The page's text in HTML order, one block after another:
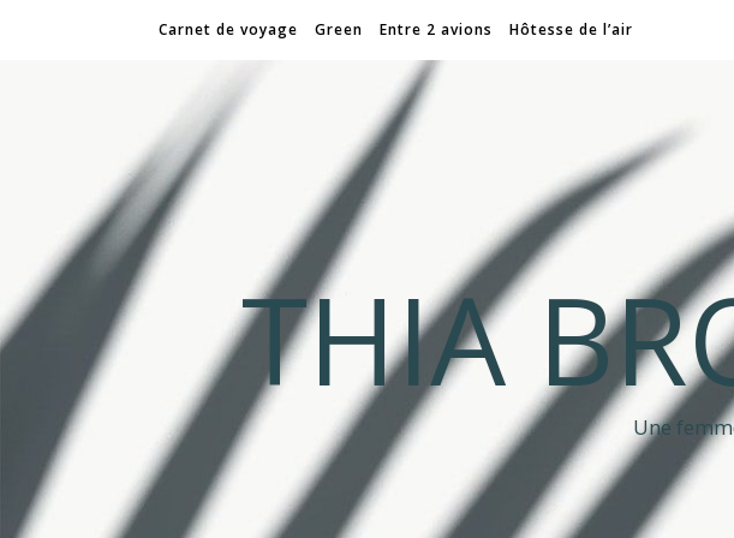
Carnet de voyage Green Entre 2 avions Hôtesse de l’air
THIA
Une